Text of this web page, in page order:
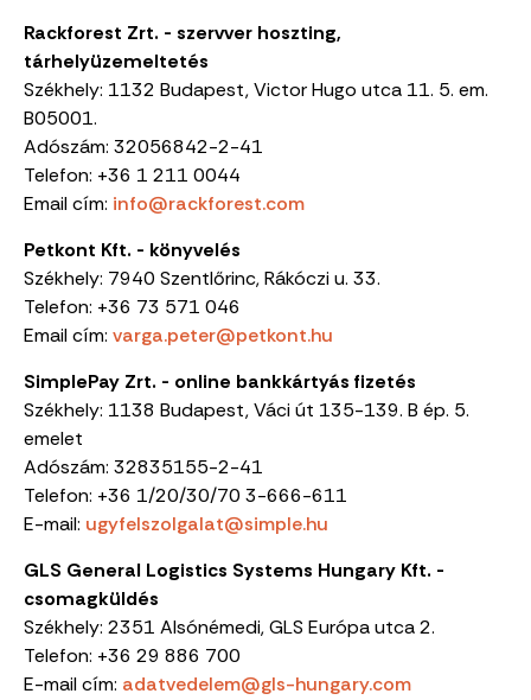
Rackforest Zrt. - szervver hoszting,
tárhelyüzemeltetés
Székhely: 1132 Budapest, Victor Hugo utca 11. 5. em.
B05001.
Adószám: 32056842-2-41
Telefon: +36 1 211 0044
Emailcím: info@rackforest.com
Petkont Kft. - könyvelés
Székhely: 7940 Szentlőrinc, Rákóczi u. 33.
Telefon: +36 73 571 046
Email cím: varga.peter@petkont.hu
SimplePay Zrt. - online bankkártyás fizetés
Székhely: 1138 Budapest, Váci út 135-139. B ép. 5.
emelet
Adószám: 32835155-2-41
Telefon: +36 1/20/30/70 3-666-611
E-mail: ugyfelszolgalat@simple.hu
GLS General Logistics Systems Hungary Kft. -
csomagküldés
Székhely: 2351 Alsónémedi, GLS Európa utca 2.
Telefon: +36 29 886 700
E-mail cím: adatvedelem@gls-hungary.com